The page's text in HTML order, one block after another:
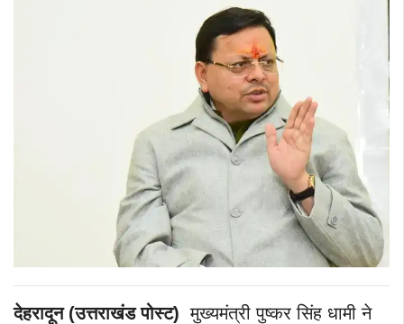
देहरादून (उत्तराखंड पोस्ट)मुख्यमंत्री पुष्कर सिंह धामी ने